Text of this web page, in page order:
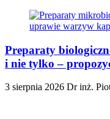
Preparaty
i nie tylko –
3 sierpnia 2026 Dr inż.